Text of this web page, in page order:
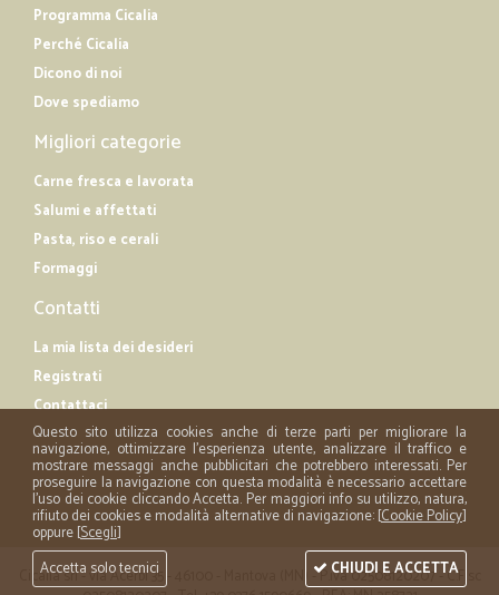
Programma Cicalia
Perché Cicalia
Dicono di noi
Dove spediamo
Migliori categorie
Carne fresca e lavorata
Salumi e affettati
Pasta, riso e cerali
Formaggi
Contatti
La mia lista dei desideri
Registrati
Contattaci
Cicalia srl - via Acerbi 35 - 46100 - Mantova (MN) - P.iva 02508120207 - C.Fisc
Questo sito utilizza cookies anche di terze parti per migliorare la
navigazione, ottimizzare l'esperienza utente, analizzare il traffico e
mostrare messaggi anche pubblicitari che potrebbero interessati. Per
proseguire la navigazione con questa modalità è necessario accettare
l'uso dei cookie cliccando Accetta. Per maggiori info su utilizzo, natura,
rifiuto dei cookies e modalità alternative di navigazione: [Cookie Policy]
oppure [Scegli]
Accetta solo tecnici
CHIUDI E ACCETTA